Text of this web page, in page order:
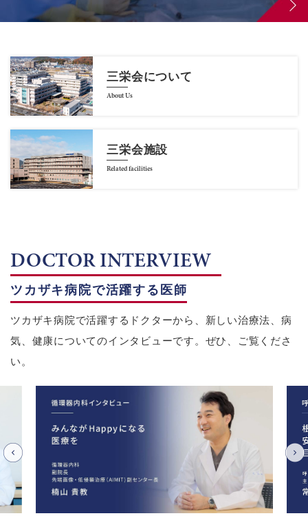
三栄会について
About Us
三栄会施設
Related facilities
DOCTOR INTERVIEW
ツカザキ病院で活躍する医師
ツカザキ病院で活躍するドクターから、新しい治療法、病
気、健康についてのインタビューです。ぜひ、ご覧くださ
い。